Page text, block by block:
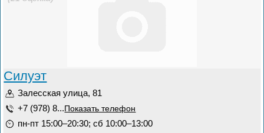
Силуэт
Залесская улица, 81
+7 (978) 8... Показать телефон
пн-пт 15:00–20:30; сб 10:00–13:00